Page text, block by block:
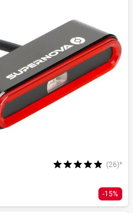
(26)*
-15%